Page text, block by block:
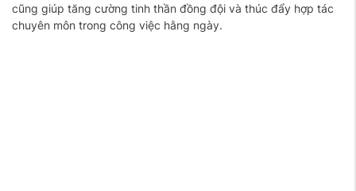
cũng giúp tăng cường tinh thần đồng đội và thúc đẩy hợp tác
chuyên môn trong công việc hằng ngày.